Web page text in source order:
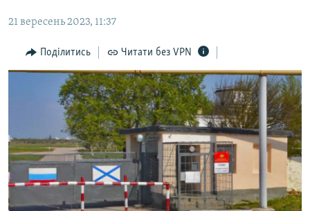
Перейти
пошуку
ПОГЛЯД
ІНТЕРВ'Ю
ВСЕ ЗА ДЕНЬ
СПЕЦПРОЕКТИ
ДЕПОРТАЦІЯ
ВІДЕОУРОКИ «ELIFBE»
СВІДЧЕННЯ ОКУПАЦІЇ
УКРАЇНСЬКА ПРОБЛЕМА КРИМУ
ЯК ОБІЙТИ БЛОКУВАННЯ
Русский
21 вересень 2023, 11:37
Поділитись Читати без VPN